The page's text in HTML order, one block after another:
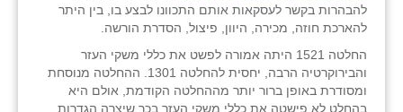
להבהרות בקשר לעסקאות אותם התכוונו לבצע בו, בין היתר
להארכת חוזה, מכירה, היוון, פיצול, הסדרת הורשה.
החלטה 1521 היתה אמורה לפשט את כללי משקי העזר
והבירוקרטיה הרבה, יחסית להחלטה 1301. ההחלטה מנוסחת
ומסודרת באופן ברור יותר מההחלטה הקודמת, אולם היא
בהחלט לא פישטה את כללי משקי העזר בכך שיצרה הגדרות